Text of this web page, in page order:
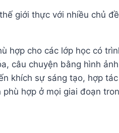
giới thực với nhiều chủ
hợp cho các lớp học có
câu chuyện bằng hình
khích sự sáng tạo, hợp
hợp ở mọi giai đoạn